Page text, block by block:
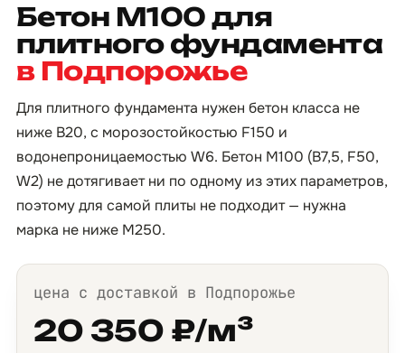
Бетон М100 для
плитного фундамента
в Подпорожье
Для плитного фундамента нужен бетон класса не
ниже B20, с морозостойкостью F150 и
водонепроницаемостью W6. Бетон М100 (B7,5, F50,
W2) не дотягивает ни по одному из этих параметров,
поэтому для самой плиты не подходит — нужна
марка не ниже М250.
цена с доставкой в Подпорожье
20 350 ₽/м³